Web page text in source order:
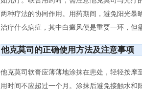
两种疗法的协同作用。用药期间，避免阳光
治疗什么病症，其中白癜风便是重要一环，但
他克莫司的正确使用方法及注意事项
他克莫司软膏应薄薄地涂抹在患处，轻轻按摩
用时间不应超过一个月。涂抹后避免接触水和